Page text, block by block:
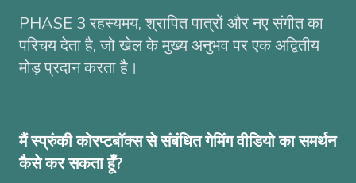
PHASE 3 रहस्यमय, श्रापित पात्रों और नए संगीत का
परिचय देता है, जो खेल के मुख्य अनुभव पर एक अद्वितीय
मोड़ प्रदान करता है।
मैं स्प्रुंकी कोरप्टबॉक्स से संबंधित गेमिंग वीडियो का समर्थन
कैसे कर सकता हूँ?